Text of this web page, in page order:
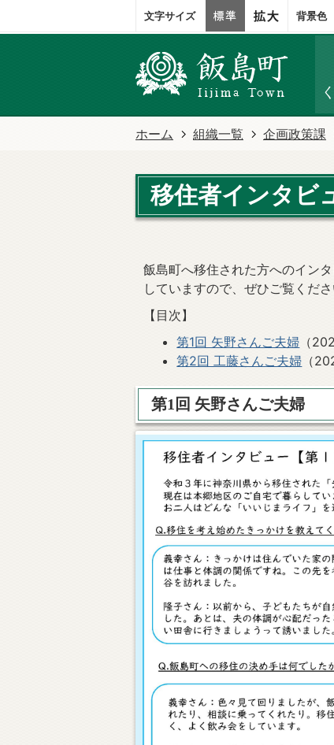
文字サイズ 背景色
ホーム 組織一覧 企画政策課
移住者インタビ
飯島町へ移住された方へのイン
していますので、ぜひご覧くださ
【目次】
第1回 矢野さんご夫婦 （
第2回 工藤さんご夫婦 （
第1回 矢野さんご夫婦